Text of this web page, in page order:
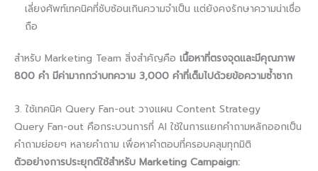
เลี่ยงศัพท์เทคนิคที่ซับซ้อนเกินความจำเป็น แต่ยังคงรักษาความน่าเชื่อ
ถือ
สำหรับ Marketing Team สิ่งสำคัญคือ เนื้อหาที่ตรงจุดและมีคุณภาพ
800 คำ มีค่ามากกว่าบทความ 3,000 คำที่เต็มไปด้วยข้อความซ้ำซาก
3. ใช้เทคนิค Query Fan-out วางแผน Content Strategy
Query Fan-out คือกระบวนการที่ AI ใช้ในการแยกคำถามหลักออกเป็น
คำถามย่อยๆ หลายคำถาม เพื่อหาคำตอบที่ครอบคลุมทุกมิติ
ตัวอย่างการประยุกต์ใช้สำหรับ Marketing Campaign: